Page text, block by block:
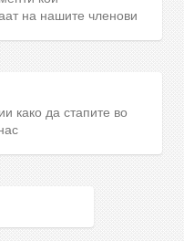
на нашите членови
како да стапите во